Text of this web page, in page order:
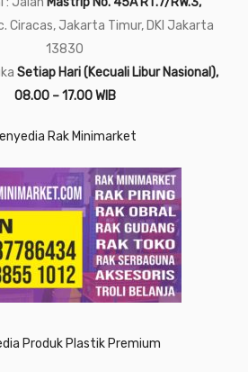
Ciracas, Jakarta Timur, DKI Jakarta
13830
Setiap Hari (Kecuali Libur Nasional),
08.00 – 17.00 WIB
Rak Minimarket
Produk Plastik Premium